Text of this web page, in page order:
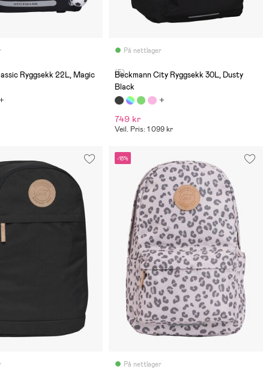
Ryggsekk 22L, Magic
På nettlager
(5)
Beckmann City Ryggsekk 30L, Dusty
Black
749 kr
Veil. Pris: 1 099 kr
-18%
På nettlager